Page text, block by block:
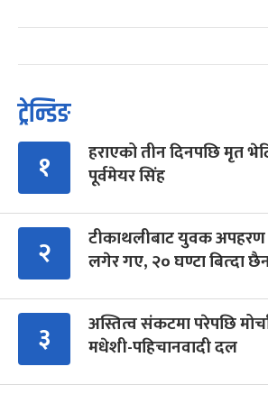
ट्रेन्डिङ
१
हराएको तीन दिनपछि मृत
पूर्वमेयर सिंह
२
टीकाथलीबाट युवक अपहरण :
लगेर गए, २० घण्टा बित्दा छैन
३
अस्तित्व संकटमा परेपछि
मधेशी-पहिचानवादी दल